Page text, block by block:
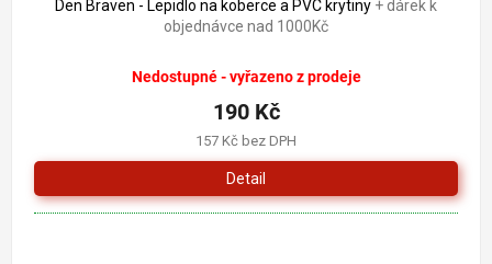
Den Braven - Lepidlo na koberce a PVC krytiny + dárek k
objednávce nad 1000Kč
Nedostupné - vyřazeno z prodeje
157 Kč bez DPH
190 Kč
Detail